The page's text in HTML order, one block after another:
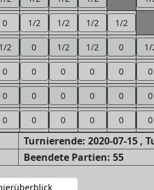
0 1/2 1/2 1/2 1/2
1/2 0 1/2 1/2 0 1/
0 0 0 0 0 0
0 0 0 0 0 0
0 0 0 0 0 0
Turnierende: 2020-07-15 ,
Beendete Partien: 55